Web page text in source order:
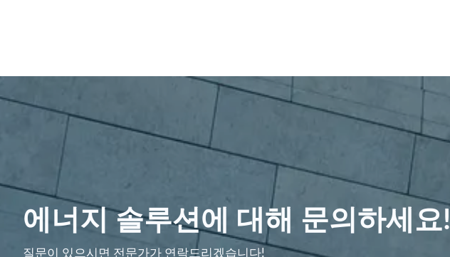
에너지 솔루션에 대해 문의하세요!
질문이 있으시면 전문가가 연락드리겠습니다!